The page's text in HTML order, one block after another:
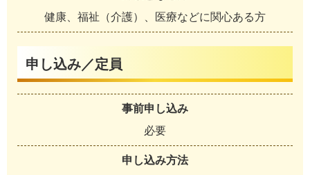
健康、福祉（介護）、医療などに関心ある方
申し込み／定員
事前申し込み
必要
申し込み方法